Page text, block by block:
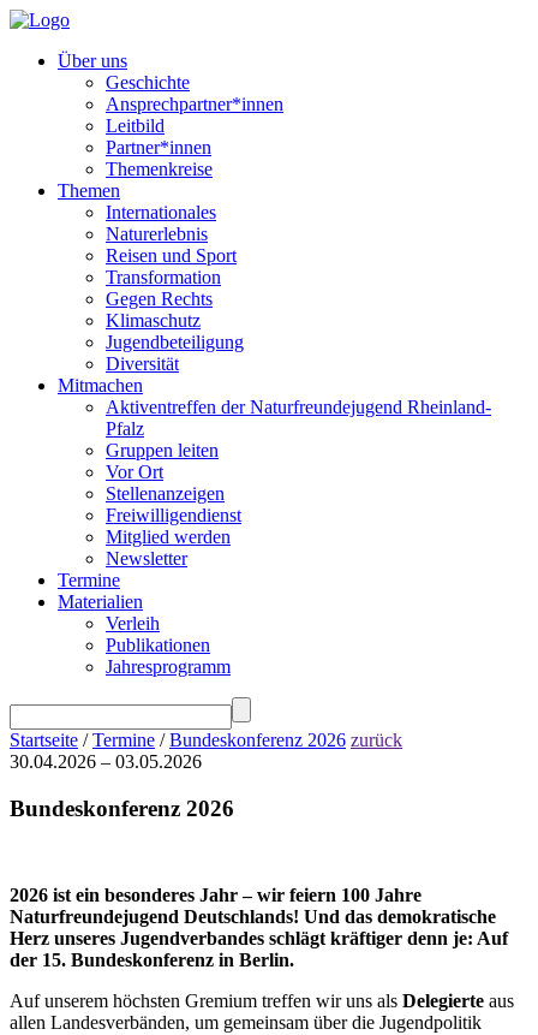
Über uns
Geschichte
Ansprechpartner*innen
Leitbild
Partner*innen
Themenkreise
Themen
Internationales
Naturerlebnis
Reisen und Sport
Transformation
Gegen Rechts
Klimaschutz
Jugendbeteiligung
Diversität
Mitmachen
Aktiventreffen der Naturfreundejugend Rheinland-
Pfalz
Gruppen leiten
Vor Ort
Stellenanzeigen
Freiwilligendienst
Mitglied werden
Newsletter
Termine
Materialien
Verleih
Publikationen
Jahresprogramm
Startseite /Termine /Bundeskonferenz 2026 zurück
30.04.2026 – 03.05.2026
Bundeskonferenz 2026
2026 ist ein besonderes Jahr – wir feiern 100 Jahre
Naturfreundejugend Deutschlands! Und das demokratische
Herz unseres Jugendverbandes schlägt kräftiger denn je: Auf
der 15. Bundeskonferenz in Berlin.
Auf unserem höchsten Gremium treffen wir uns als Delegierte aus
allen Landesverbänden, um gemeinsam über die Jugendpolitik